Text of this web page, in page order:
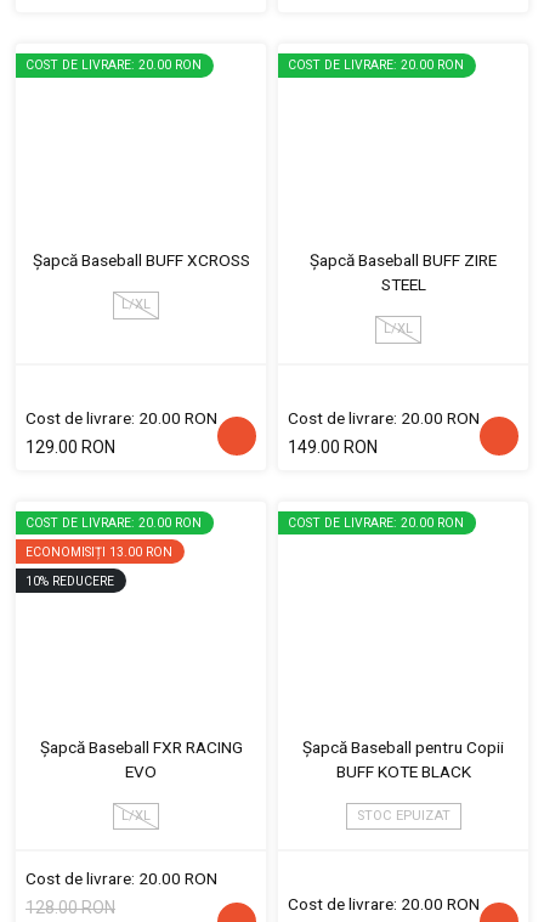
COST DE LIVRARE: 20.00 RON
Șapcă Baseball BUFF XCROSS
L/XL
Cost de livrare: 20.00 RON
129.00 RON
COST DE LIVRARE: 20.00 RON
Șapcă Baseball BUFF ZIRE
STEEL
L/XL
Cost de livrare: 20.00 RON
149.00 RON
COST DE LIVRARE: 20.00 RON
ECONOMISIȚI 13.00 RON
10% REDUCERE
Șapcă Baseball FXR RACING
EVO
L/XL
Cost de livrare: 20.00 RON
128.00 RON
COST DE LIVRARE: 20.00 RON
Șapcă Baseball pentru Copii
BUFF KOTE BLACK
STOC EPUIZAT
Cost de livrare: 20.00 RON